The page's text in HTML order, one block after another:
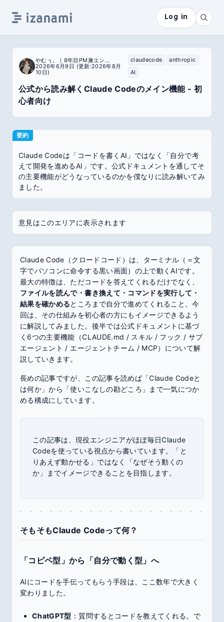
Log in
やむぅ。｜8年目PM兼エンジニア
2026年6月9日 (更新:2026年8月
10日)
claudecode
anthropic
AI
公式から読み解くClaude Codeのメイン機能 - 初
心者向け
要約
Claude Codeは「コードを書くAI」ではなく「自分で考
えて開発を進めるAI」です。公式ドキュメントを通してそ
の主要機能がどうなっているのかを僕なりに読み解いてみ
ました。
意見はこのエリアに表示されます
Claude Code（クロードコード）は、ターミナル（＝文
字でパソコンに命令する黒い画面）の上で動くAIです。
最大の特徴は、ただコードを答えてくれるだけでなく、
ファイルを読んで・書き換えて・コマンドを実行して・
結果を確かめるところまで自分で進めてくれること。今
回は、その仕組みを初心者の方にもイメージできるよう
に解説してみました。後半では公式ドキュメントに基づ
く6つの主要機能（CLAUDE.md / スキル / フック / サブ
エージェント / エージェントチーム / MCP）について解
説していきます。
長めの記事ですが、この記事を読めば「Claude Codeと
は何か」から「使いこなしの勘どころ」まで一気につか
める構成にしています。
この記事は、現役エンジニアがほぼ毎日Claude
Codeを使っている視点から書いています。「と
りあえず動かせる」ではなく「なぜそう動くの
か」までイメージできることを目指します。
そもそもClaude Codeって何？
「コピペ型」から「自分で動く型」へ
AIにコードを手伝ってもらう手段は、ここ数年で大きく
変わりました。
ChatGPT型 ：質問するとコードを教えてくれる。で